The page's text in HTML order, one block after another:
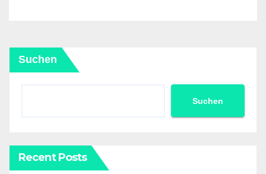
Suchen
Suchen
Recent Posts